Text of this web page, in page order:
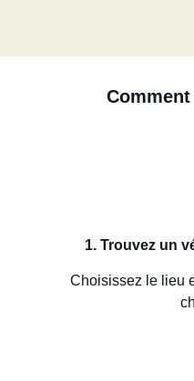
1. Trouvez un
Choisissez le lieu